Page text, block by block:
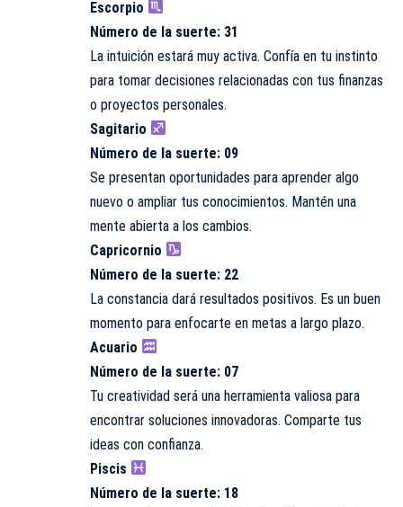
Escorpio
Número de la suerte: 31
La intuición estará muy activa. Confía en tu instinto
para tomar decisiones relacionadas con tus finanzas
o proyectos personales.
Sagitario
Número de la suerte: 09
Se presentan oportunidades para aprender algo
nuevo o ampliar tus conocimientos. Mantén una
mente abierta a los cambios.
Capricornio
Número de la suerte: 22
La constancia dará resultados positivos. Es un buen
momento para enfocarte en metas a largo plazo.
Acuario
Número de la suerte: 07
Tu creatividad será una herramienta valiosa para
encontrar soluciones innovadoras. Comparte tus
ideas con confianza.
Piscis
Número de la suerte: 18